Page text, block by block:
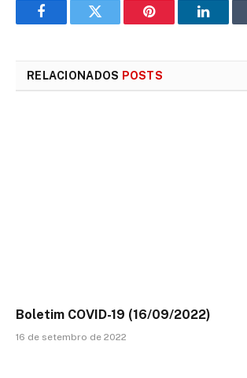
FacebookTwitter Pinterest
RELACIONADOS POSTS
Boletim COVID-19 (16/09/2022)
16 de setembro de 2022